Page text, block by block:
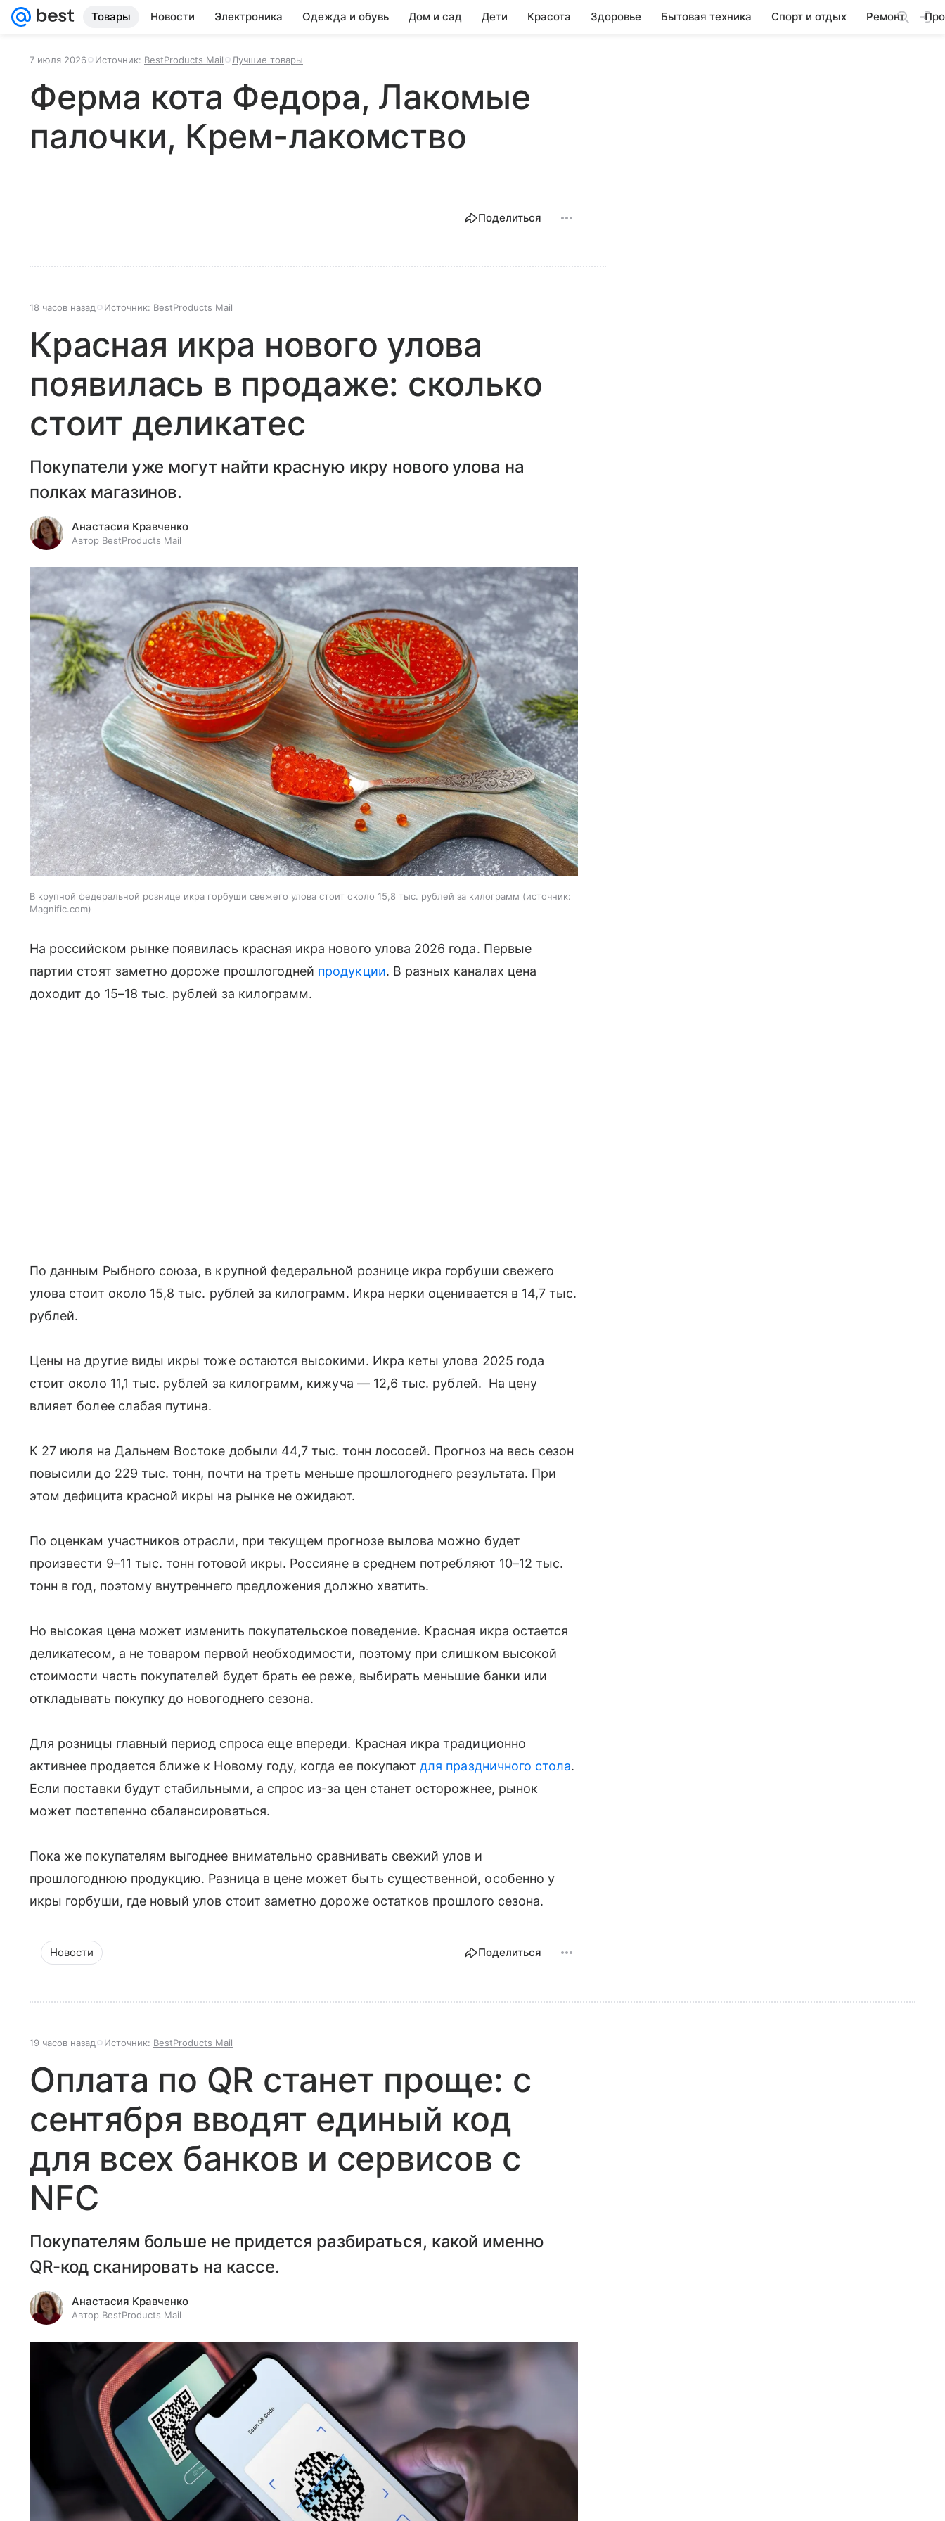
Товары Новости Электроника Одежда и обувь Дом и сад Дети Красота Здоровье Бытовая техника Спорт и отдых Ремонт
7 июля 2026 Источник: BestProducts Mail Лучшие товары
Ферма кота Федора, Лакомые
палочки, Крем-лакомство
Поделиться
18 часов назад Источник: BestProducts Mail
Красная икра нового улова
появилась в продаже: сколько
стоит деликатес
Покупатели уже могут найти красную икру нового улова на
полках магазинов.
Анастасия Кравченко
Автор BestProducts Mail
В крупной федеральной рознице икра горбуши свежего улова стоит около 15,8 тыс. рублей за килограмм
источник:
Magnific.com
На российском рынке появилась красная икра нового улова 2026 года. Первые
партии стоят заметно дороже прошлогодней продукции. В разных каналах цена
доходит до 15–18 тыс. рублей за килограмм.
По данным Рыбного союза, в крупной федеральной рознице икра горбуши свежего
улова стоит около 15,8 тыс. рублей за килограмм. Икра нерки оценивается в 14,7 тыс.
рублей.
Цены на другие виды икры тоже остаются высокими. Икра кеты улова 2025 года
стоит около 11,1 тыс. рублей за килограмм, кижуча — 12,6 тыс. рублей. На цену
влияет более слабая путина.
К 27 июля на Дальнем Востоке добыли 44,7 тыс. тонн лососей. Прогноз на весь сезон
повысили до 229 тыс. тонн, почти на треть меньше прошлогоднего результата. При
этом дефицита красной икры на рынке не ожидают.
По оценкам участников отрасли, при текущем прогнозе вылова можно будет
произвести 9–11 тыс. тонн готовой икры. Россияне в среднем потребляют 10–12 тыс.
тонн в год, поэтому внутреннего предложения должно хватить.
Но высокая цена может изменить покупательское поведение. Красная икра остается
деликатесом, а не товаром первой необходимости, поэтому при слишком высокой
стоимости часть покупателей будет брать ее реже, выбирать меньшие банки или
откладывать покупку до новогоднего сезона.
Для розницы главный период спроса еще впереди. Красная икра традиционно
активнее продается ближе к Новому году, когда ее покупаютдля праздничного стола.
Если поставки будут стабильными, а спрос из-за цен станет осторожнее, рынок
может постепенно сбалансироваться.
Пока же покупателям выгоднее внимательно сравнивать свежий улов и
прошлогоднюю продукцию. Разница в цене может быть существенной, особенно у
икры горбуши, где новый улов стоит заметно дороже остатков прошлого сезона.
Новости Поделиться
19 часов назад Источник: BestProducts Mail
Оплата по QR станет проще: с
сентября вводят единый код
для всех банков и сервисов с
NFC
Покупателям больше не придется разбираться, какой именно
QR-код сканировать на кассе.
Анастасия Кравченко
Автор BestProducts Mail